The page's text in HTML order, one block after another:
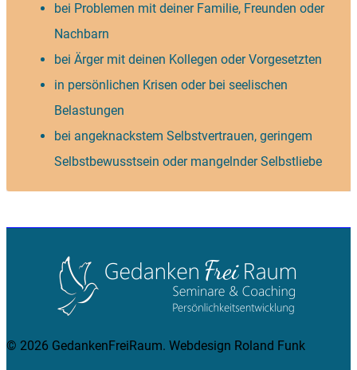
bei Problemen mit deiner Familie, Freunden oder
Nachbarn
bei Ärger mit deinen Kollegen oder Vorgesetzten
in persönlichen Krisen oder bei seelischen
Belastungen
bei angeknackstem Selbstvertrauen, geringem
Selbstbewusstsein oder mangelnder Selbstliebe
© 2026 GedankenFreiRaum. Webdesign Roland Funk